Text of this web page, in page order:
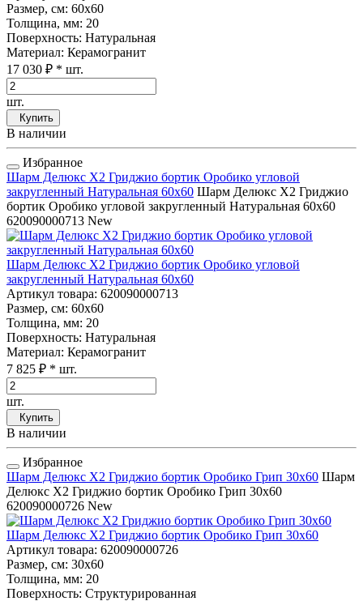
Размер, см: 60x60
Толщина, мм: 20
Поверхность: Натуральная
Материал: Керамогранит
17 030 ₽ * шт.
шт.
Купить
В наличии
Избранное
Шарм Делюкс Х2 Гриджио бортик Оробико угловой
закругленный Натуральная 60x60 Шарм Делюкс Х2 Гриджио
бортик Оробико угловой закругленный Натуральная 60x60
620090000713 New
Шарм Делюкс Х2 Гриджио бортик Оробико угловой
закругленный Натуральная 60x60
Артикул товара: 620090000713
Размер, см: 60x60
Толщина, мм: 20
Поверхность: Натуральная
Материал: Керамогранит
7 825 ₽ * шт.
шт.
Купить
В наличии
Избранное
Шарм Делюкс Х2 Гриджио бортик Оробико Грип 30x60 Шарм
Делюкс Х2 Гриджио бортик Оробико Грип 30x60
620090000726 New
Шарм Делюкс Х2 Гриджио бортик Оробико Грип 30x60
Артикул товара: 620090000726
Размер, см: 30x60
Толщина, мм: 20
Поверхность: Структурированная